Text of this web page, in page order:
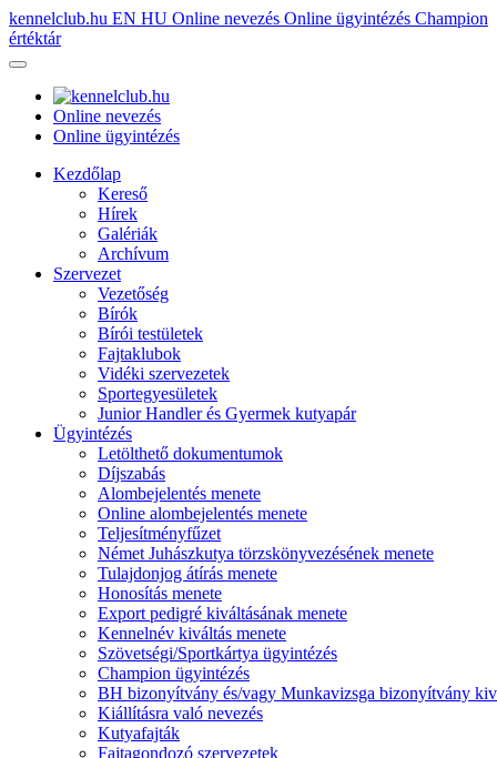
kennelclub.hu EN HU Online nevezés Online ügyintézés Champion
értéktár
Online nevezés
Online ügyintézés
Kezdőlap
Kereső
Hírek
Galériák
Archívum
Szervezet
Vezetőség
Bírók
Bírói testületek
Fajtaklubok
Vidéki szervezetek
Sportegyesületek
Junior Handler és Gyermek kutyapár
Ügyintézés
Letölthető dokumentumok
Díjszabás
Alombejelentés menete
Online alombejelentés menete
Teljesítményfűzet
Német Juhászkutya törzskönyvezésének menete
Tulajdonjog átírás menete
Honosítás menete
Export pedigré kiváltásának menete
Kennelnév kiváltás menete
Szövetségi/Sportkártya ügyintézés
Champion ügyintézés
BH bizonyítvány és/vagy Munkavizsga bizonyítvány
Kiállításra való nevezés
Kutyafajták
Fajtagondozó szervezetek